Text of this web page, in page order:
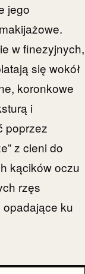
jego
w finezyjnych,
się wokół
koronkowe
i
poprzez
z cieni do
kącików oczu
rzęs
opadające ku